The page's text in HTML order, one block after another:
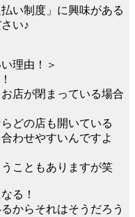
い制度」に興味がある
い♪
理由！＞
店が閉まっている場合
どの店も開いている
わせやすいんですよ
こともありますが笑
る！
からそれはそうだろう